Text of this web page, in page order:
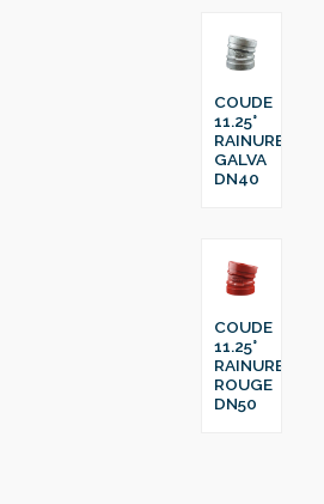
COUDE
11.25°
RAINURE
GALVA
DN40
COUDE
11.25°
RAINURE
ROUGE
DN50